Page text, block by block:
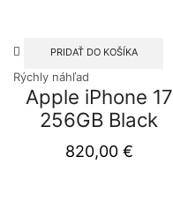
PRIDAŤ DO KOŠÍKA
Rýchly náhľad
Apple iPhone 17
256GB Black
820,00 €